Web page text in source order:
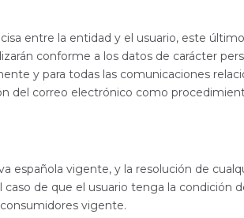
entre la entidad y el usuario, este
conforme a los datos de carácter
y para todas las comunicaciones
del correo electrónico como
española vigente, y la resolución de
de que el usuario tenga la condición
vigente.